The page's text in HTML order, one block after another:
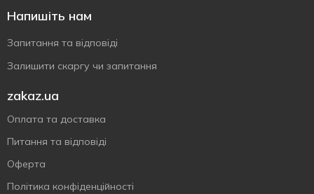
Напишіть нам
Запитання та відповіді
Залишити скаргу чи запитання
zakaz.ua
Оплата та доставка
Питання та відповіді
Оферта
Політика конфіденційності